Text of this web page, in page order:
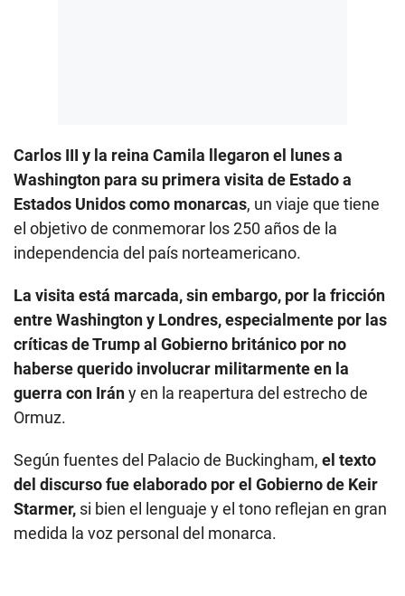
Carlos III y la reina Camila llegaron el lunes a
Washington para su primera visita de Estado a
Estados Unidos como monarcas, un viaje que tiene
el objetivo de conmemorar los 250 años de la
independencia del país norteamericano.
La visita está marcada, sin embargo, por la fricción
entre Washington y Londres, especialmente por las
críticas de Trump al Gobierno británico por no
haberse querido involucrar militarmente en la
guerra con Irány en la reapertura del estrecho de
Ormuz.
Según fuentes del Palacio de Buckingham, el texto
del discurso fue elaborado por el Gobierno de Keir
Starmer, si bien el lenguaje y el tono reflejan en gran
medida la voz personal del monarca.